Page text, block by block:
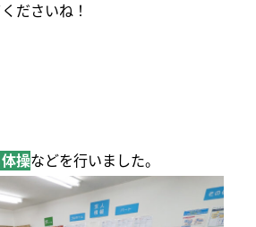
ださいね！
操などを行いました。